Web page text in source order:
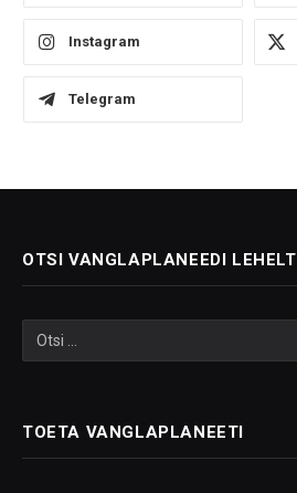
Instagram
Telegram
OTSI VANGLAPLANEEDI LEHELT
TOETA VANGLAPLANEETI